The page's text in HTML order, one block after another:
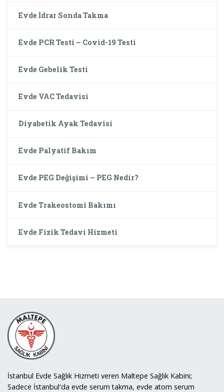
Evde İdrar Sonda Takma
Evde PCR Testi – Covid-19 Testi
Evde Gebelik Testi
Evde VAC Tedavisi
Diyabetik Ayak Tedavisi
Evde Palyatif Bakım
Evde PEG Değişimi – PEG Nedir?
Evde Trakeostomi Bakımı
Evde Fizik Tedavi Hizmeti
İstanbul Evde Sağlık Hizmeti veren Maltepe Sağlık Kabini;
Sadece İstanbul'da evde serum takma, evde atom serum